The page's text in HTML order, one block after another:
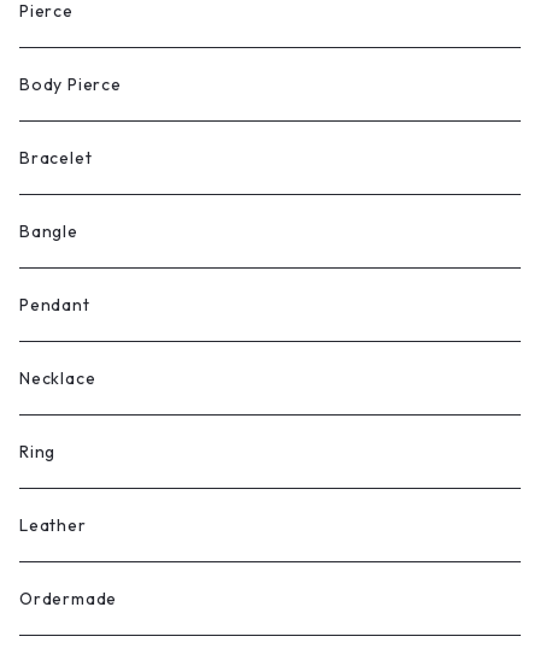
Pierce
Body Pierce
Bracelet
Bangle
Pendant
Necklace
Ring
Leather
Ordermade